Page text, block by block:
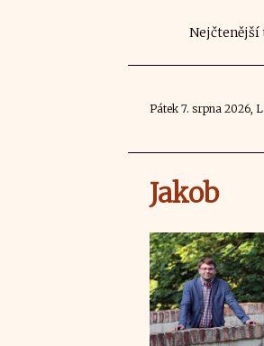
Nejčtenější
Pátek 7. srpna 2026,
Jakob